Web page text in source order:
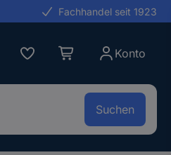
Fachhandel seit 1923
Konto
Suchen